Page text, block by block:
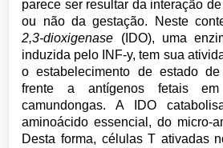
parece ser resultar da interação
ou não da gestação. Neste
2,3-dioxigenase (IDO), uma
induzida pelo INF-y, tem sua
o estabelecimento de estado
frente a antígenos fetais
camundongas. A IDO
aminoácido essencial, do micro-
Desta forma, células T ativadas